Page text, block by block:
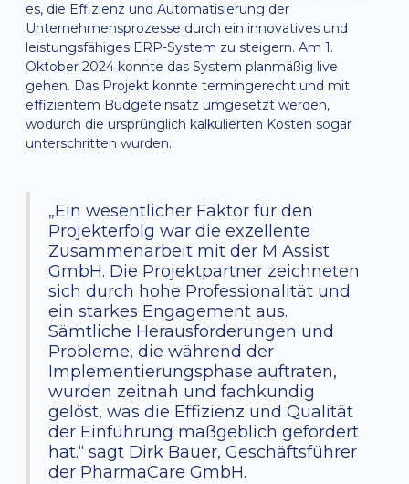
es, die Effizienz und Automatisierung der
Unternehmensprozesse durch ein innovatives und
leistungsfähiges ERP-System zu steigern. Am 1.
Oktober 2024 konnte das System planmäßig live
gehen. Das Projekt konnte termingerecht und mit
effizientem Budgeteinsatz umgesetzt werden,
wodurch die ursprünglich kalkulierten Kosten sogar
unterschritten wurden.
„Ein wesentlicher Faktor für den
Projekterfolg war die exzellente
Zusammenarbeit mit der M Assist
GmbH. Die Projektpartner zeichneten
sich durch hohe Professionalität und
ein starkes Engagement aus.
Sämtliche Herausforderungen und
Probleme, die während der
Implementierungsphase auftraten,
wurden zeitnah und fachkundig
gelöst, was die Effizienz und Qualität
der Einführung maßgeblich gefördert
hat.“ sagt Dirk Bauer, Geschäftsführer
der PharmaCare GmbH.